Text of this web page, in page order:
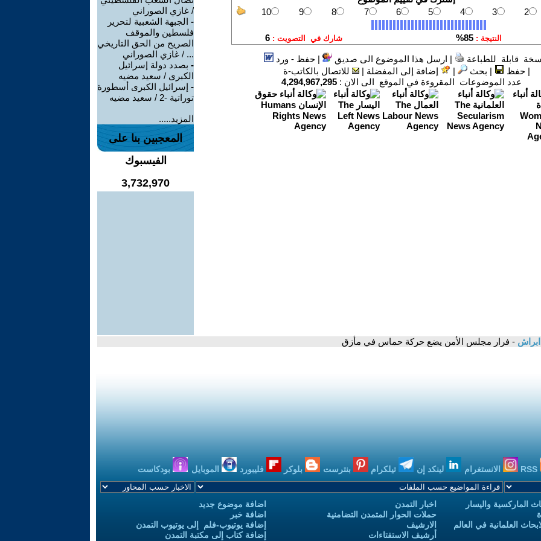
قابلة للطباعة | ارسل هذا الموضوع الى صديق |حفظ - ورد
|حفظ | بحث | إضافة إلى المفضلة |
للاتصال بالكاتب-ة
عدد الموضوعات المقروءة في الموقع الى الان : 4,294,967,295
/ غازي الصوراني
- الجبهة الشعبية لتحرير
فلسطين والموقف
الصريح من الحق التاريخي
... / غازي الصوراني
- بصدد دولة إسرائيل
الكبرى / سعيد مضيه
- إسرائيل الكبرى أسطورة
توراتية -2 / سعيد مضيه
المزيد.....
المعجبين بنا على
الفيسبوك
3,732,970
ابراش - فرار مجلس الأمن يضع حركة حماس في مأزق
الانستغرام لينكد إن تيلكرام بنترست بلوكر فليبورد الموبايل بودكاست
الماركسية واليسار
العلمانية في العالم
اخبار التمدن
حملات الحوار المتمدن التضامنية
الارشيف
أرشيف الاستفتاءات
اضافة موضوع جديد
اضافة خبر
إضافة يوتيوب-فلم إلى يوتيوب التمدن
إضافة كتاب إلى مكتبة التمدن